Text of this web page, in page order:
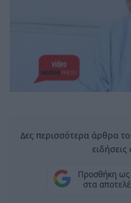
Δες περισσότερα άρθρα
Προσθήκη
στα